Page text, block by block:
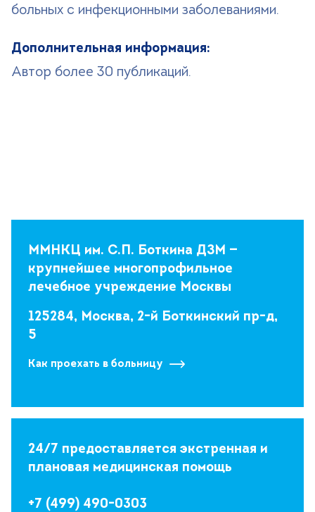
больных с инфекционными заболеваниями.
Дополнительная информация:
Автор более 30 публикаций.
ММНКЦ им. С.П. Боткина ДЗМ —
крупнейшее многопрофильное
лечебное учреждение Москвы
125284, Москва, 2-й Боткинский пр-д,
5
Как проехать в больницу
24/7 предоставляется экстренная и
плановая медицинская помощь
+7 (499) 490-0303